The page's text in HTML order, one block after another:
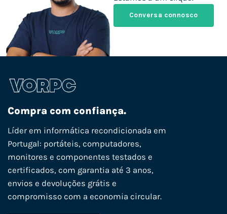
Conversa connosco
Compra com confiança.
Líder em informática recondicionada em
Portugal: portáteis, computadores,
monitores e componentes testados e
certificados, com garantia até 3 anos,
envios e devoluções grátis e
compromisso com a economia circular.